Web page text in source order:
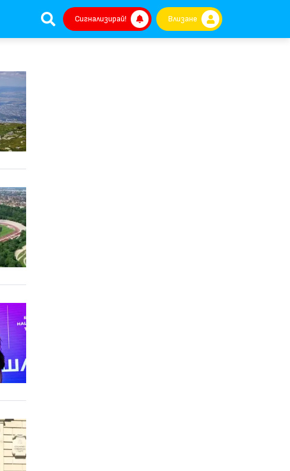
Сигнализирай! Влизане